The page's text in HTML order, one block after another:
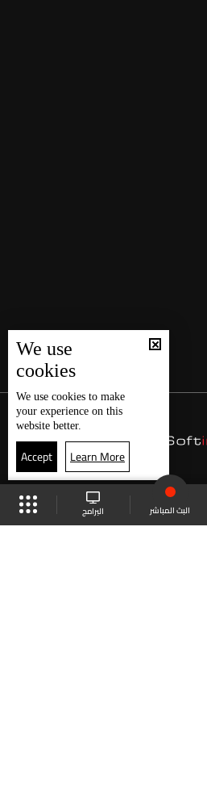
البث المباشر البرامج
We use
cookies
We use cookies to make
your experience on this
website better.
Accept Learn More
الجدول البث المباشر